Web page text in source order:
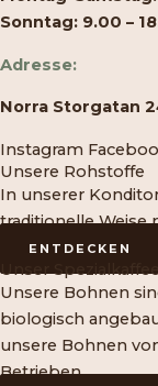
Sonntag: 9.00 –
Adresse:
Norra Storgatan
Instagram
Unsere Rohstoffe
In unserer
traditionelle Weise
ENTDECKEN
Unser
Unsere Bohnen
biologisch
unsere Bohnen
Betrieben.